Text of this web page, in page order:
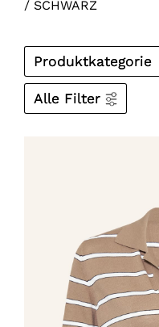
/ SCHWARZ
Produktkategorie
Alle Filter